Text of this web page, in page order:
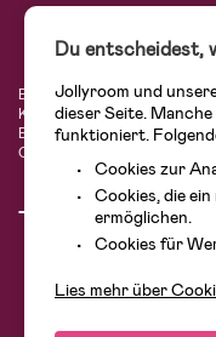
Bei Jollyroom.de findest Du
Kundenservice kannst Du
Einrichtungsgegenstände,
Cybex, LEGO und vielen
Du entscheidest,
Jollyroom und
dieser Seite.
funktioniert.
Cookies zur
Cookies, die
ermöglichen.
Cookies für
Lies mehr über